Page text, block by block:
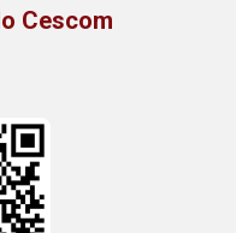
Cescom